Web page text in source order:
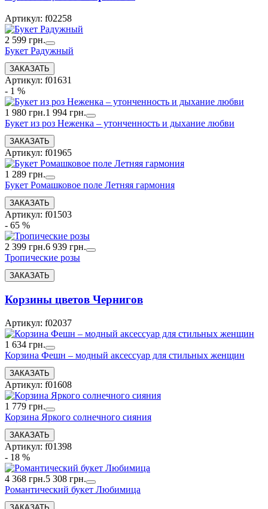
Артикул: f02258
2 599 грн.
Букет Радужный
Артикул: f01631
- 1 %
1 980 грн.1 994 грн.
Букет из роз Неженка – утонченность и дыхание любви
Артикул: f01965
1 289 грн.
Букет Ромашковое поле Летняя гармония
Артикул: f01503
- 65 %
2 399 грн.6 939 грн.
Тропические розы
Корзины цветов Чернигов
Артикул: f02037
1 634 грн.
Корзина Фешн – модный аксессуар для стильных женщин
Артикул: f01608
1 779 грн.
Корзина Яркого солнечного сияния
Артикул: f01398
- 18 %
4 368 грн.5 308 грн.
Романтический букет Любимица